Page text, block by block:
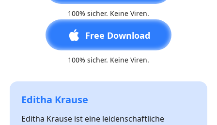
100% sicher. Keine Viren.
Free Download
100% sicher. Keine Viren.
Editha Krause
Editha Krause ist eine leidenschaftliche